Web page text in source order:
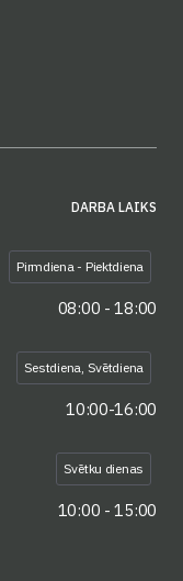
DARBA LAIKS
Pirmdiena - Piektdiena
08:00 - 18:00
Sestdiena, Svētdiena
10:00-16:00
Svētku dienas
10:00 - 15:00